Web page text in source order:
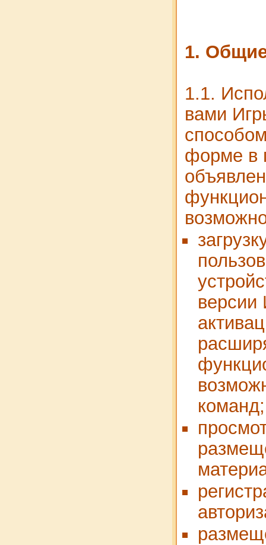
1.
1.1.
вами
форме в
версии
команд;